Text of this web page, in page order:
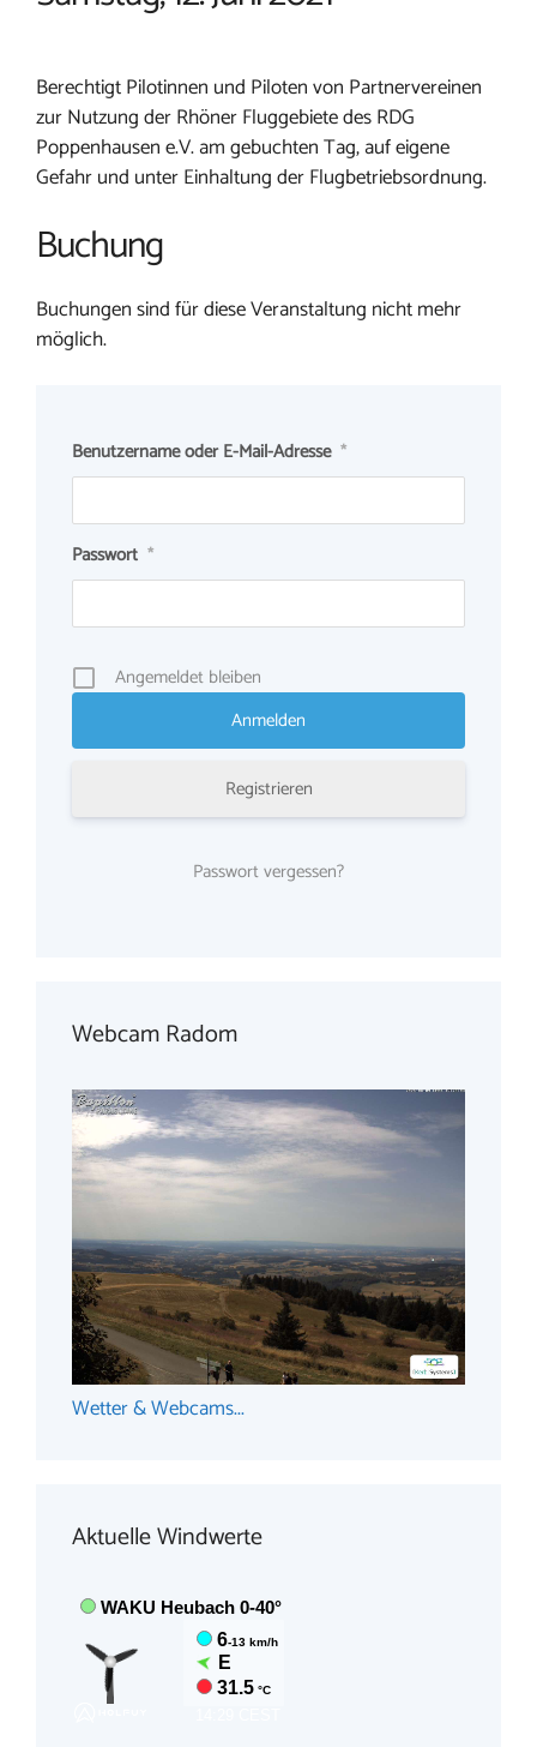
Berechtigt Pilotinnen und Piloten von Partnervereinen
zur Nutzung der Rhöner Fluggebiete des RDG
Poppenhausen e.V. am gebuchten Tag, auf eigene
Gefahr und unter Einhaltung der Flugbetriebsordnung.
Buchung
Buchungen sind für diese Veranstaltung nicht mehr
möglich.
Benutzername oder E-Mail-Adresse *
Passwort *
Angemeldet bleiben
Registrieren
Passwort vergessen?
Webcam Radom
Wetter & Webcams...
Aktuelle Windwerte